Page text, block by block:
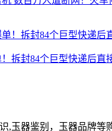
拆封84个巨型快递后直
,玉器鉴别，玉器品牌